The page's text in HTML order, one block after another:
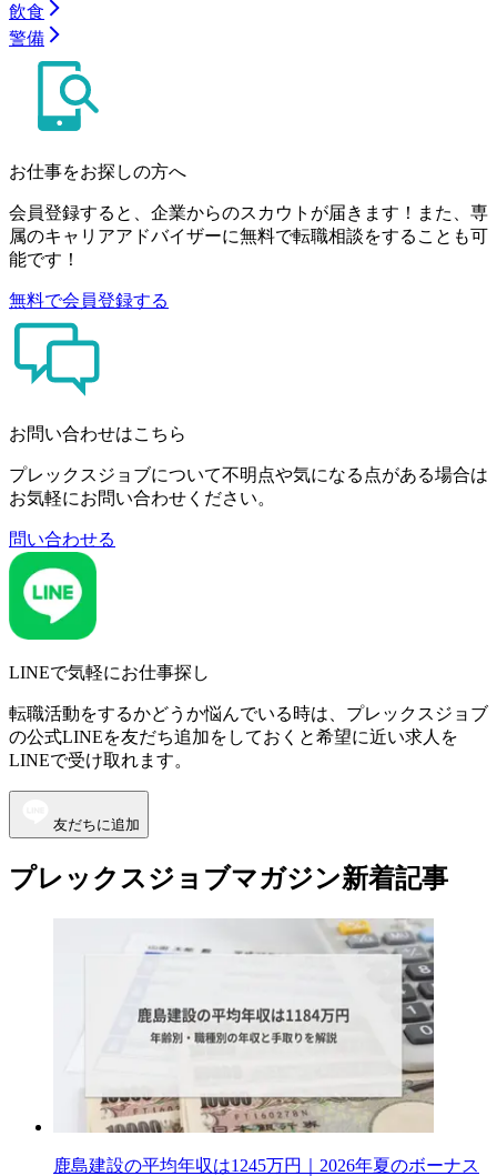
飲食
警備
お仕事をお探しの方へ
会員登録すると、企業からのスカウトが届きます！また、専
属のキャリアアドバイザーに無料で転職相談をすることも可
能です！
無料で会員登録する
お問い合わせはこちら
プレックスジョブについて不明点や気になる点がある場合は
お気軽にお問い合わせください。
問い合わせる
LINEで気軽にお仕事探し
転職活動をするかどうか悩んでいる時は、プレックスジョブ
の公式LINEを友だち追加をしておくと希望に近い求人を
LINEで受け取れます。
友だちに追加
プレックスジョブマガジン新着記事
鹿島建設の平均年収は1245万円｜2026年夏のボーナス